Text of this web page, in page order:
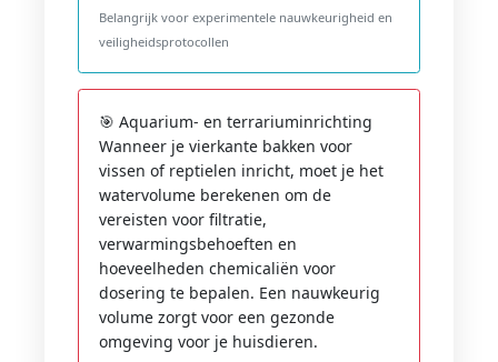
Belangrijk voor experimentele nauwkeurigheid en
veiligheidsprotocollen
🎯 Aquarium- en terrariuminrichting
Wanneer je vierkante bakken voor
vissen of reptielen inricht, moet je het
watervolume berekenen om de
vereisten voor filtratie,
verwarmingsbehoeften en
hoeveelheden chemicaliën voor
dosering te bepalen. Een nauwkeurig
volume zorgt voor een gezonde
omgeving voor je huisdieren.